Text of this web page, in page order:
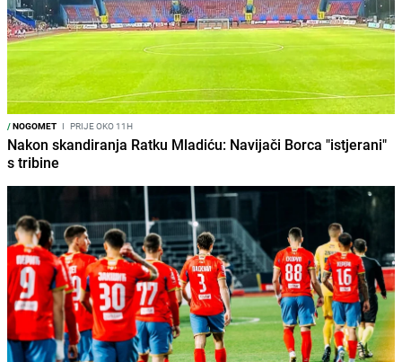
/NOGOMET I PRIJE OKO 11H
Nakon skandiranja Ratku Mladiću: Navijači Borca "istjerani"
s tribine